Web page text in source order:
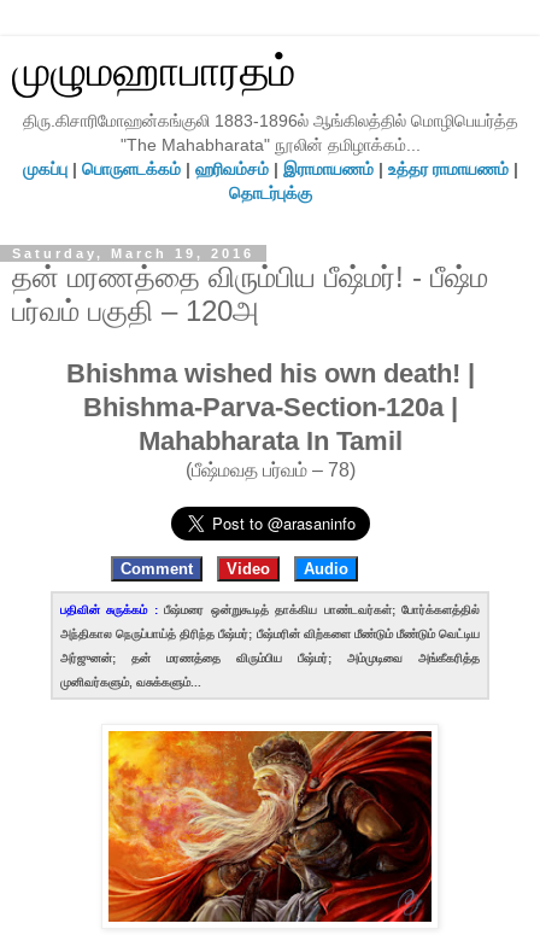
முழுமஹாபாரதம்
திரு.கிசாரிமோஹன்கங்குலி 1883-1896ல் ஆங்கிலத்தில் மொழிபெயர்த்த
"The Mahabharata" நூலின் தமிழாக்கம்...
முகப்பு| பொருளடக்கம்| ஹரிவம்சம்| இராமாயணம்| உத்தர ராமாயணம்|
தொடர்புக்கு
Saturday, March 19, 2016
தன் மரணத்தை விரும்பிய பீஷ்மர்! - பீஷ்ம
பர்வம் பகுதி – 120அ
Bhishma wished his own death! |
Bhishma-Parva-Section-120a |
Mahabharata In Tamil
(பீஷ்மவத பர்வம் – 78)
Comment Video Audio
பதிவின் சுருக்கம் :பீஷ்மரை ஒன்றுகூடித் தாக்கிய பாண்டவர்கள்; போர்க்களத்தில்
அந்திகால நெருப்பாய்த் திரிந்த பீஷ்மர்; பீஷ்மரின் விற்களை மீண்டும் மீண்டும் வெட்டிய
அர்ஜுனன்; தன் மரணத்தை விரும்பிய பீஷ்மர்; அம்முடிவை அங்கீகரித்த
முனிவர்களும், வசுக்களும்...